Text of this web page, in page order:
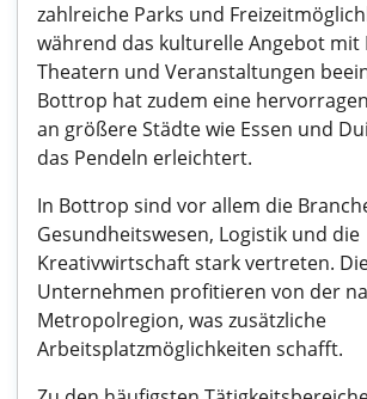
zahlreiche Parks und
während das kulturelle Angebot mit
Theatern und Veranstaltungen
Bottrop hat zudem eine
an größere Städte wie Essen und
das Pendeln erleichtert.
In Bottrop sind vor allem die
Gesundheitswesen, Logistik und die
Kreativwirtschaft stark vertreten.
Unternehmen profitieren von der
Metropolregion, was zusätzliche
Arbeitsplatzmöglichkeiten schafft.